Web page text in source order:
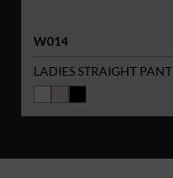
W014
LADIES STRAIGHT PANT